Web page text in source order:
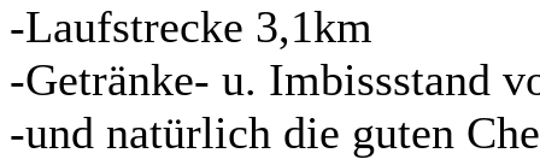
-Laufstrecke 3,1km
-Getränke- u. Imbissstand
-und natürlich die guten